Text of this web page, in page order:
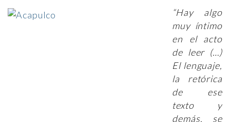
“Hay algo
muy íntimo
en el acto
de leer (…)
El lenguaje,
la retórica
de ese
texto y
demás, se